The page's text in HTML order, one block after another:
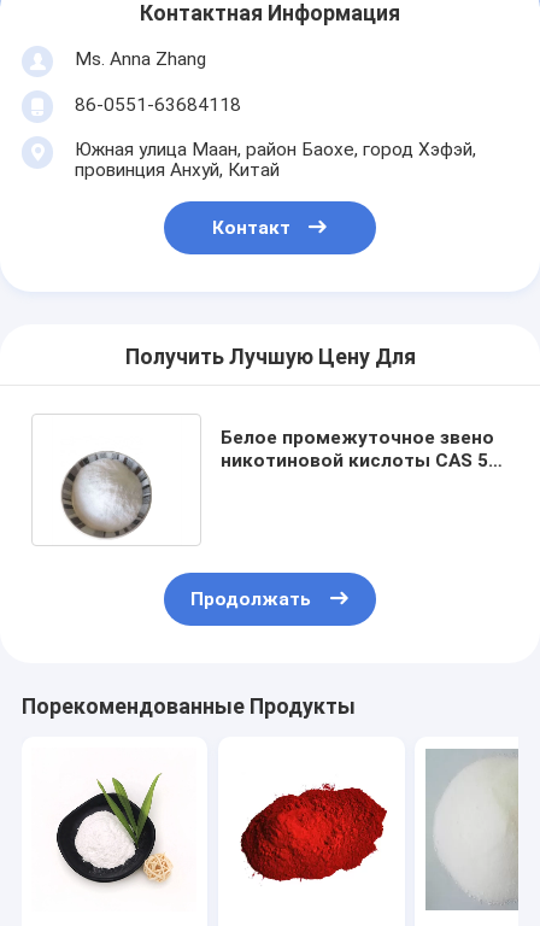
Контактная Информация
Ms. Anna Zhang
86-0551-63684118
Южная улица Маан, район Баохе, город Хэфэй,
провинция Анхуй, Китай
Контакт
Получить Лучшую Цену Для
Белое промежуточное звено
никотиновой кислоты CAS 59-
Продолжать
Порекомендованные Продукты